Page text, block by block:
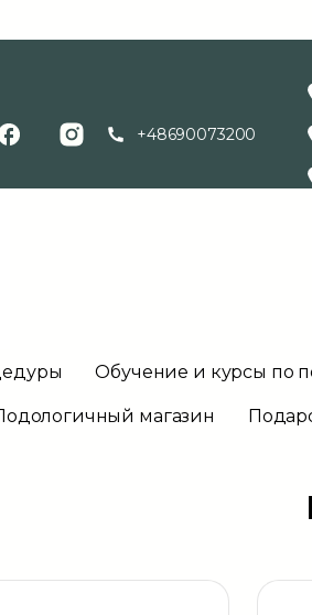
+48690073200
Обучение и курсы по
магазин